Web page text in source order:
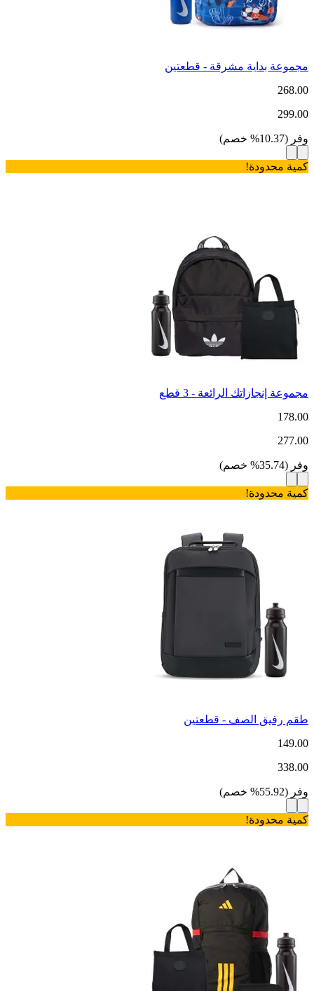
مجموعة بداية مشرقة - قطعتين
268.00
299.00
وفر (
10.37
% خصم)
كمية محدودة!
مجموعة إنجازاتك الرائعة - 3 قطع
178.00
277.00
وفر (
35.74
% خصم)
كمية محدودة!
طقم رفيق الصف - قطعتين
149.00
338.00
وفر (
55.92
% خصم)
كمية محدودة!